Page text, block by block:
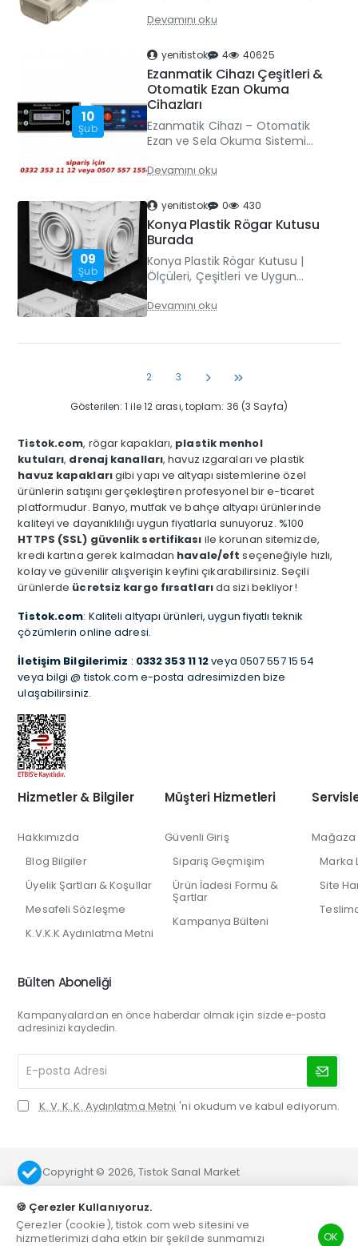
🍪 Çerezler Kullanıyoruz.
Çerezler (cookie), tistok.com web sitesini ve
hizmetlerimizi daha etkin bir şekilde sunmamızı
OK
ani sağanakları ile bilinen bir
Devamını oku
10
Şub
yenitistok 4 40625
Ezanmatik Cihazı Çeşitleri &
Otomatik Ezan Okuma
Cihazları
Ezanmatik Cihazı – Otomatik
Ezan ve Sela Okuma Sistemi
Namaz Vakitleri ile
ModelleriEzanmatik ciha..
Devamını oku
09
Şub
yenitistok 0 430
Konya Plastik Rögar Kutusu
Burada
Konya Plastik Rögar Kutusu |
Ölçüleri, Çeşitleri ve Uygun
Fiyatlarla Menhol SatışıAltyapı
projelerinde uzun ömür,
Devamını oku
2 3
Gösterilen: 1 ile 12 arası, toplam: 36 (3 Sayfa)
Tistok.com, rögar kapakları, plastik menhol
kutuları, drenaj kanalları, havuz ızgaraları ve plastik
havuz kapaklarıgibi yapı ve altyapı sistemlerine özel
ürünlerin satışını gerçekleştiren profesyonel bir e-ticaret
platformudur. Banyo, mutfak ve bahçe altyapı ürünlerinde
kaliteyi ve dayanıklılığı uygun fiyatlarla sunuyoruz. %100
HTTPS (SSL) güvenlik sertifikası ile korunan sitemizde,
kredi kartına gerek kalmadan havale/eftseçeneğiyle hızlı,
kolay ve güvenilir alışverişin keyfini çıkarabilirsiniz. Seçili
ürünlerde ücretsiz kargo fırsatlarıda sizi bekliyor!
Tistok.com: Kaliteli altyapı ürünleri, uygun fiyatlı teknik
çözümlerin online adresi.
İletişim Bilgilerimiz : 0332 353 11 12veya 0507 557 15 54
veya bilgi @ tistok.com e-posta adresimizden bize
ulaşabilirsiniz.
Hizmetler & Bilgiler
Hakkımızda
Blog Bilgiler
Üyelik Şartları & Koşullar
Mesafeli Sözleşme
K.V.K.K Aydınlatma Metni
Müşteri Hizmetleri
Güvenli Giriş
Sipariş Geçmişim
Ürün İadesi Formu &
Şartlar
Kampanya Bülteni
Mağaza
Marka
Site
Bülten Aboneliği
Kampanyalardan en önce haberdar olmak için sizde e-posta
adresinizi kaydedin.
posta
Adresi
K. V. K. K. Aydınlatma Metni 'ni okudum ve kabul ediyorum.
Copyright © 2026, Tistok Sanal Market